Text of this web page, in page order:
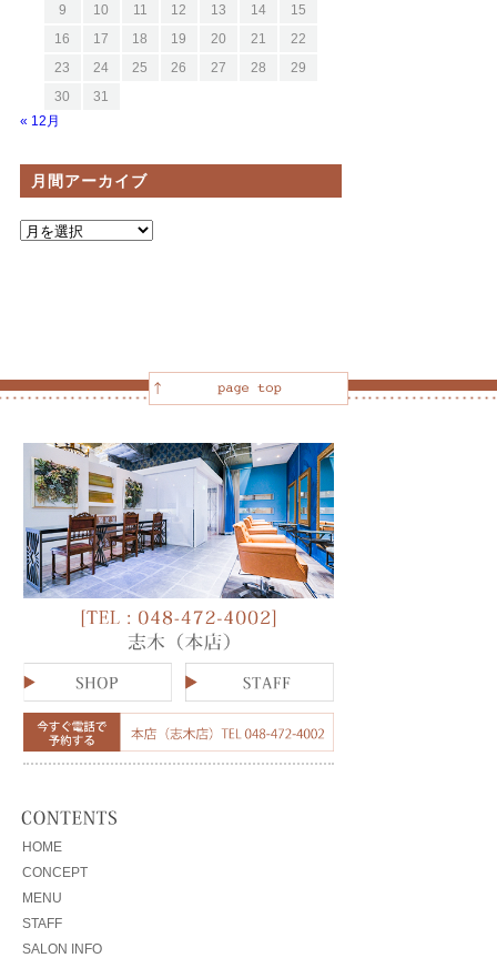
9
10 11 12 13 14
15
16
17 18 19 20 21
22
23
24 25 26 27 28
29
30
31
« 12月
月間アーカイブ
HOME
CONCEPT
MENU
STAFF
SALON INFO